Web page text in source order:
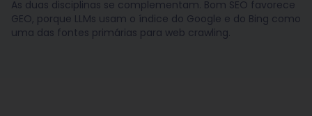
As duas disciplinas se complementam. Bom SEO favorece
GEO, porque LLMs usam o índice do Google e do Bing como
uma das fontes primárias para web crawling.